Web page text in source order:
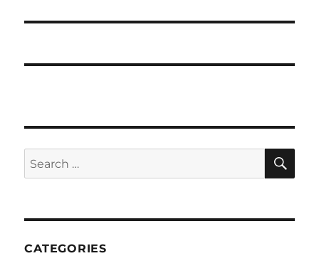
Search
for:
CATEGORIES